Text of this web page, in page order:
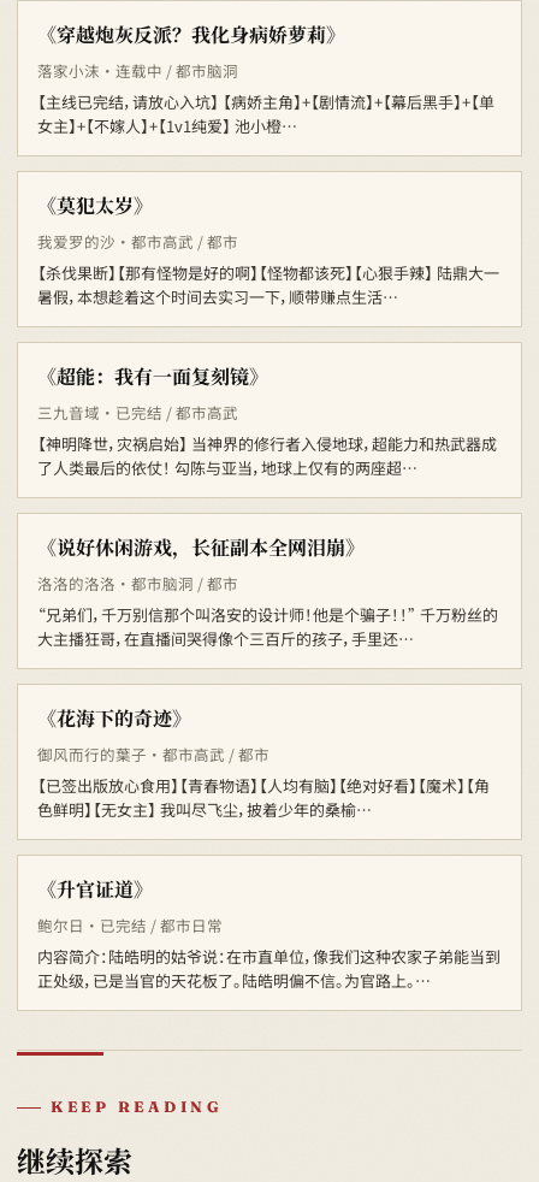
《穿越炮灰反派？我化身病娇萝莉》
落家小沫 · 连载中 / 都市脑洞
【主线已完结，请放心入坑】 【病娇主角】+【剧情流】+【幕后黑手】+【单
女主】+【不嫁人】+【1v1纯爱】 池小橙…
《莫犯太岁》
我爱罗的沙 · 都市高武 / 都市
【杀伐果断】【那有怪物是好的啊】【怪物都该死】【心狠手辣】 陆鼎大一
暑假，本想趁着这个时间去实习一下，顺带赚点生活…
《超能：我有一面复刻镜》
三九音域 · 已完结 / 都市高武
【神明降世，灾祸启始】 当神界的修行者入侵地球，超能力和热武器成
了人类最后的依仗！ 勾陈与亚当，地球上仅有的两座超…
《说好休闲游戏，长征副本全网泪崩》
洛洛的洛洛 · 都市脑洞 / 都市
“兄弟们，千万别信那个叫洛安的设计师！他是个骗子！！” 千万粉丝的
大主播狂哥，在直播间哭得像个三百斤的孩子，手里还…
《花海下的奇迹》
御风而行的葉子 · 都市高武 / 都市
【已签出版放心食用】【青春物语】【人均有脑】【绝对好看】【魔术】【角
色鲜明】【无女主】 我叫尽飞尘，披着少年的桑榆…
《升官证道》
鲍尔日 · 已完结 / 都市日常
内容简介：陆皓明的姑爷说：在市直单位，像我们这种农家子弟能当到
正处级，已是当官的天花板了。陆皓明偏不信。为官路上。…
KEEP READING
继续探索